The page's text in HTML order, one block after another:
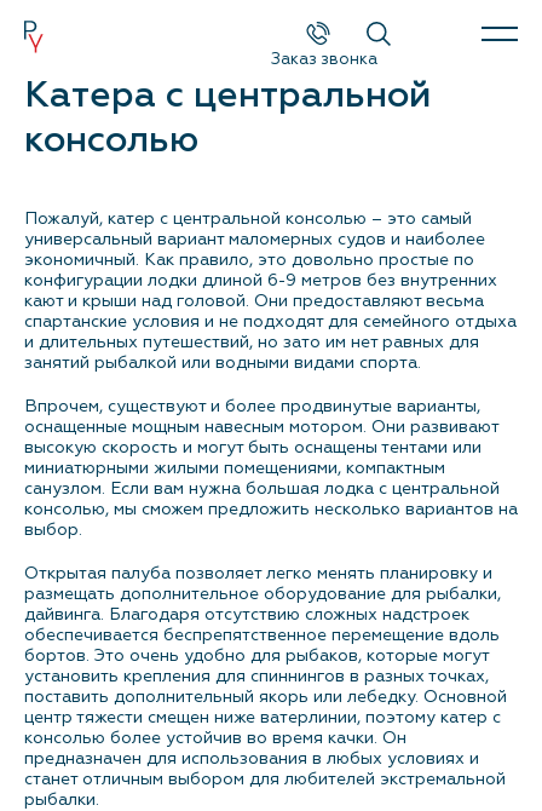
Заказ звонка
Каталог
Новые катера и яхты
Б/у катера и яхты
Спецпредложения
Сервис и оборудование
Новости и события
О компании
Контакты
Катера с центральной
консолью
Пожалуй, катер с центральной консолью – это самый
универсальный вариант маломерных судов и наиболее
экономичный. Как правило, это довольно простые по
конфигурации лодки длиной 6-9 метров без внутренних
кают и крыши над головой. Они предоставляют весьма
спартанские условия и не подходят для семейного отдыха
и длительных путешествий, но зато им нет равных для
занятий рыбалкой или водными видами спорта.
Впрочем, существуют и более продвинутые варианты,
оснащенные мощным навесным мотором. Они развивают
высокую скорость и могут быть оснащены тентами или
миниатюрными жилыми помещениями, компактным
санузлом. Если вам нужна большая лодка с центральной
консолью, мы сможем предложить несколько вариантов на
выбор.
Открытая палуба позволяет легко менять планировку и
размещать дополнительное оборудование для рыбалки,
дайвинга. Благодаря отсутствию сложных надстроек
обеспечивается беспрепятственное перемещение вдоль
бортов. Это очень удобно для рыбаков, которые могут
установить крепления для спиннингов в разных точках,
поставить дополнительный якорь или лебедку. Основной
центр тяжести смещен ниже ватерлинии, поэтому катер с
консолью более устойчив во время качки. Он
предназначен для использования в любых условиях и
станет отличным выбором для любителей экстремальной
рыбалки.